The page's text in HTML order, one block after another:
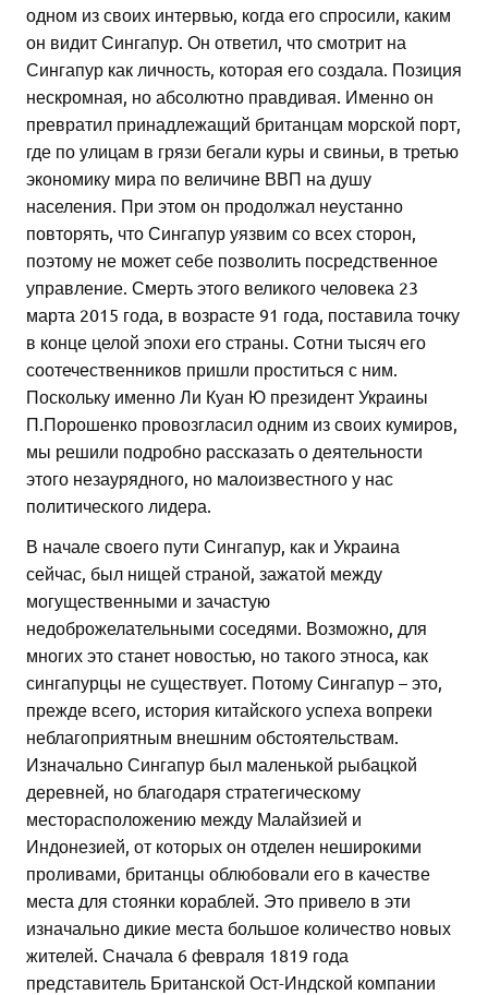
одном из своих интервью, когда его спросили, каким
он видит Сингапур. Он ответил, что смотрит на
Сингапур как личность, которая его создала. Позиция
нескромная, но абсолютно правдивая. Именно он
превратил принадлежащий британцам морской порт,
где по улицам в грязи бегали куры и свиньи, в третью
экономику мира по величине ВВП на душу
населения. При этом он продолжал неустанно
повторять, что Сингапур уязвим со всех сторон,
поэтому не может себе позволить посредственное
управление. Смерть этого великого человека 23
марта 2015 года, в возрасте 91 года, поставила точку
в конце целой эпохи его страны. Сотни тысяч его
соотечественников пришли проститься с ним.
Поскольку именно Ли Куан Ю президент Украины
П.Порошенко провозгласил одним из своих кумиров,
мы решили подробно рассказать о деятельности
этого незаурядного, но малоизвестного у нас
политического лидера.
В начале своего пути Сингапур, как и Украина
сейчас, был нищей страной, зажатой между
могущественными и зачастую
недоброжелательными соседями. Возможно, для
многих это станет новостью, но такого этноса, как
сингапурцы не существует. Потому Сингапур – это,
прежде всего, история китайского успеха вопреки
неблагоприятным внешним обстоятельствам.
Изначально Сингапур был маленькой рыбацкой
деревней, но благодаря стратегическому
месторасположению между Малайзией и
Индонезией, от которых он отделен неширокими
проливами, британцы облюбовали его в качестве
места для стоянки кораблей. Это привело в эти
изначально дикие места большое количество новых
жителей. Сначала 6 февраля 1819 года
представитель Британской Ост-Индской компании